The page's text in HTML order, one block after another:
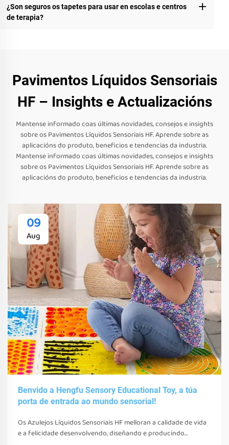
¿Son seguros os tapetes para usar en escolas e centros
de terapia?
Pavimentos Líquidos Sensoriais
HF – Insights e Actualizacións
Mantense informado coas últimas novidades, consejos e insights
sobre os Pavimentos Líquidos Sensoriais HF. Aprende sobre as
aplicacións do produto, beneficios e tendencias da industria.
Mantense informado coas últimas novidades, consejos e insights
sobre os Pavimentos Líquidos Sensoriais HF. Aprende sobre as
aplicacións do produto, beneficios e tendencias da industria.
09
Aug
Benvido a Hengfu Sensory Educational Toy, a túa
porta de entrada ao mundo sensorial!
Os Azulejos Líquidos Sensoriais HF melloran a calidade de vida
e a felicidade desenvolvendo, diseñando e producindo